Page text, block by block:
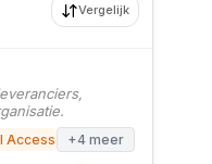
Access Point+4 meer
Vergelijk